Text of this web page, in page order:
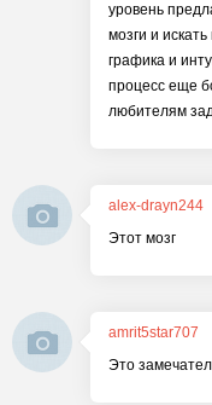
уровень
мозги и
графика и
процесс еще
любителям
alex-drayn244
Этот мозг
amrit5star707
Это